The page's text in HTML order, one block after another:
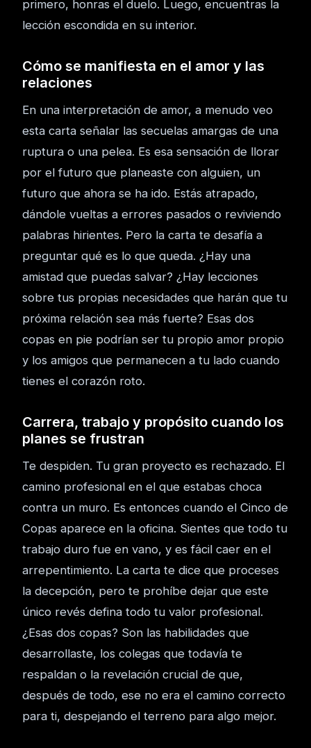
primero, honras el duelo. Luego, encuentras la
lección escondida en su interior.
Cómo se manifiesta en el amor y las
relaciones
En una interpretación de amor, a menudo veo
esta carta señalar las secuelas amargas de una
ruptura o una pelea. Es esa sensación de llorar
por el futuro que planeaste con alguien, un
futuro que ahora se ha ido. Estás atrapado,
dándole vueltas a errores pasados o reviviendo
palabras hirientes. Pero la carta te desafía a
preguntar qué es lo que queda. ¿Hay una
amistad que puedas salvar? ¿Hay lecciones
sobre tus propias necesidades que harán que tu
próxima relación sea más fuerte? Esas dos
copas en pie podrían ser tu propio amor propio
y los amigos que permanecen a tu lado cuando
tienes el corazón roto.
Carrera, trabajo y propósito cuando los
planes se frustran
Te despiden. Tu gran proyecto es rechazado. El
camino profesional en el que estabas choca
contra un muro. Es entonces cuando el Cinco de
Copas aparece en la oficina. Sientes que todo tu
trabajo duro fue en vano, y es fácil caer en el
arrepentimiento. La carta te dice que proceses
la decepción, pero te prohíbe dejar que este
único revés defina todo tu valor profesional.
¿Esas dos copas? Son las habilidades que
desarrollaste, los colegas que todavía te
respaldan o la revelación crucial de que,
después de todo, ese no era el camino correcto
para ti, despejando el terreno para algo mejor.